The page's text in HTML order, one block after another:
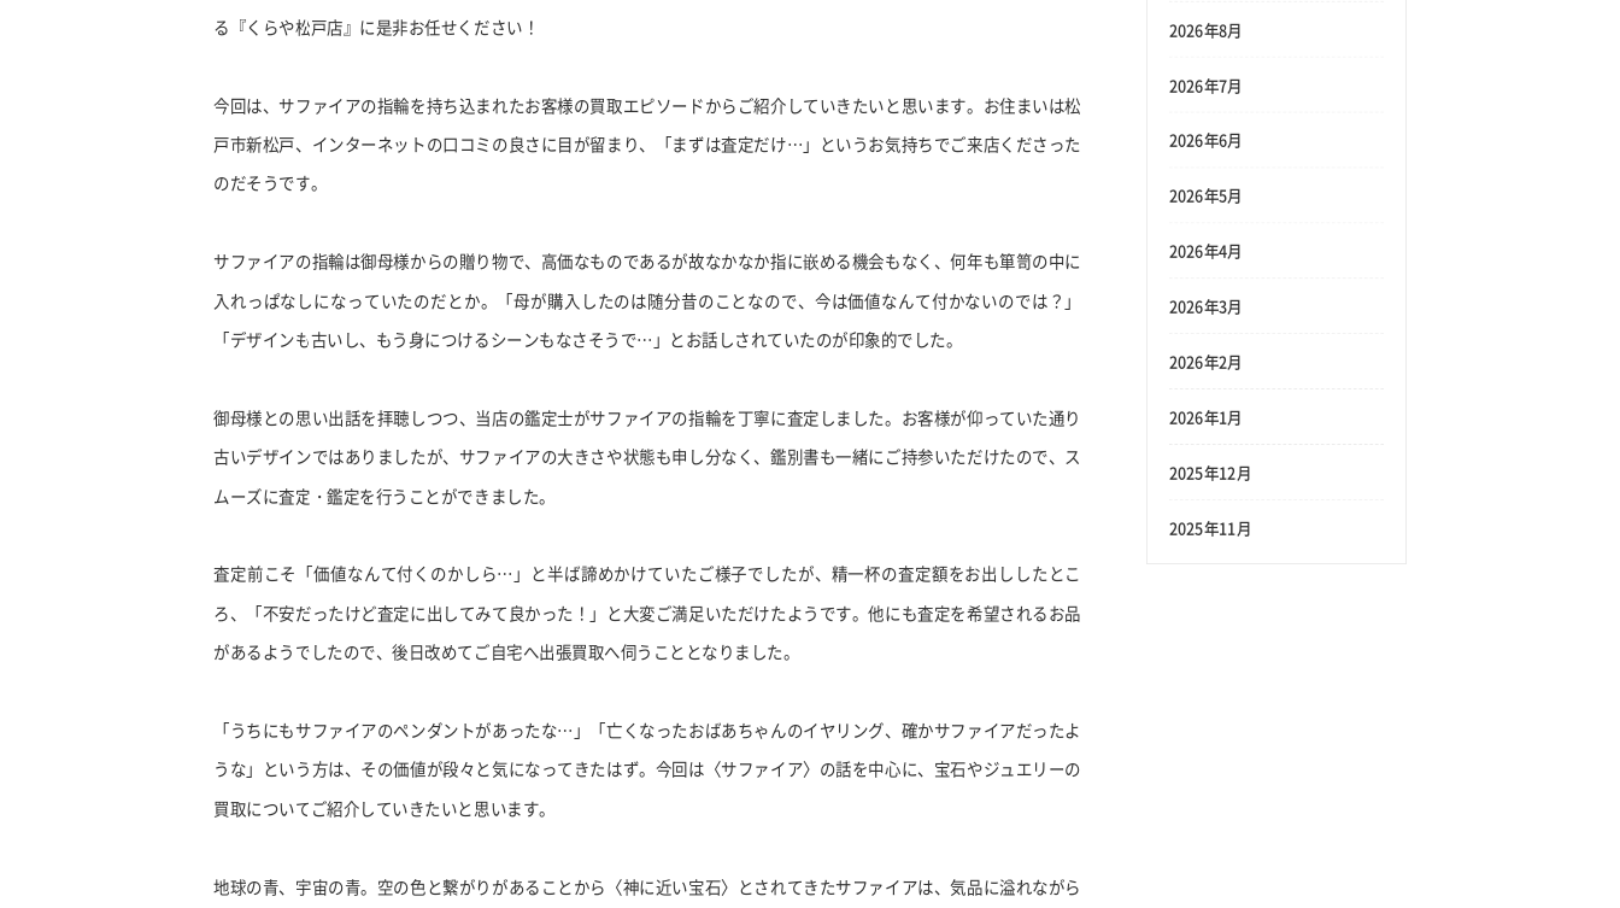
る『くらや松戸店』に是非お任せください！
今回は、サファイアの指輪を持ち込まれたお客様の買取エピソードからご紹介していきたいと思います。お住まいは松
戸市新松戸、インターネットの口コミの良さに目が留まり、「まずは査定だけ…」というお気持ちでご来店くださった
のだそうです。
サファイアの指輪は御母様からの贈り物で、高価なものであるが故なかなか指に嵌める機会もなく、何年も箪笥の中に
入れっぱなしになっていたのだとか。「母が購入したのは随分昔のことなので、今は価値なんて付かないのでは？」
「デザインも古いし、もう身につけるシーンもなさそうで…」とお話しされていたのが印象的でした。
御母様との思い出話を拝聴しつつ、当店の鑑定士がサファイアの指輪を丁寧に査定しました。お客様が仰っていた通り
古いデザインではありましたが、サファイアの大きさや状態も申し分なく、鑑別書も一緒にご持参いただけたので、ス
ムーズに査定・鑑定を行うことができました。
査定前こそ「価値なんて付くのかしら…」と半ば諦めかけていたご様子でしたが、精一杯の査定額をお出ししたとこ
ろ、「不安だったけど査定に出してみて良かった！」と大変ご満足いただけたようです。他にも査定を希望されるお品
があるようでしたので、後日改めてご自宅へ出張買取へ伺うこととなりました。
「うちにもサファイアのペンダントがあったな…」「亡くなったおばあちゃんのイヤリング、確かサファイアだったよ
うな」という方は、その価値が段々と気になってきたはず。今回は〈サファイア〉の話を中心に、宝石やジュエリーの
買取についてご紹介していきたいと思います。
地球の青、宇宙の青。空の色と繋がりがあることから〈神に近い宝石〉とされてきたサファイアは、気品に溢れながら
2026年8月
2026年7月
2026年6月
2026年5月
2026年4月
2026年3月
2026年2月
2026年1月
2025年12月
2025年11月